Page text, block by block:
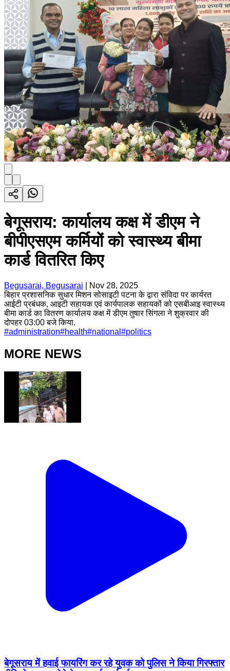
बेगूसराय: कार्यालय कक्ष में डीएम ने
बीपीएसएम कर्मियों को स्वास्थ्य बीमा
कार्ड वितरित किए
Begusarai, Begusarai
Nov 28, 2025
बिहार प्रशासनिक सुधार मिशन सोसाइटी पटना के द्वारा संविदा पर कार्यरत
आईटी प्रबंधक, आइटी सहायक एवं कार्यपालक सहायकों को एसबीआइ स्वास्थ्य
बीमा कार्ड का वितरण कार्यालय कक्ष में डीएम तुषार सिंगला ने शुक्रवार की
दोपहर 03:00 बजे किया.
#administration#health#national #politics
MORE NEWS
बेगूसराय में हवाई फायरिंग कर रहे युवक को पुलिस ने किया गिरफ्तार